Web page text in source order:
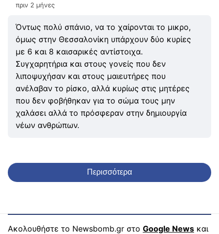
πριν 2 μήνες
Όντως πολύ σπάνιο, να το χαίρονται το μικρο,
όμως στην Θεσσαλονίκη υπάρχουν δύο κυρίες
με 6 και 8 καισαρικές αντίστοιχα.
Συγχαρητήρια και στους γονείς που δεν
λιποψυχήσαν και στους μαιευτήρες που
ανέλαβαν το ρίσκο, αλλά κυρίως στις μητέρες
που δεν φοβήθηκαν για το σώμα τους μην
χαλάσει αλλά το πρόσφεραν στην δημιουργία
νέων ανθρώπων.
Περισσότερα
Ακολουθήστε το Newsbomb.gr στο Google News και